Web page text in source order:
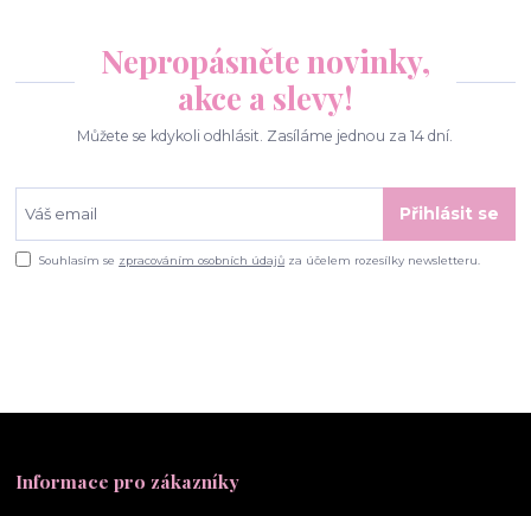
Nepropásněte novinky,
akce a slevy!
Můžete se kdykoli odhlásit. Zasíláme jednou za 14 dní.
Přihlásit se
Souhlasím se zpracováním osobních údajů za účelem rozesílky newsletteru.
Informace pro zákazníky